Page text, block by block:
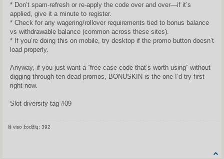
* Don’t spam-refresh or re-apply the code over and over—if it’s
applied, give it a minute to register.
* Check for any wagering/rollover requirements tied to bonus balance
vs withdrawable balance (common across these sites).
* If you’re doing this on mobile, try desktop if the promo button doesn’t
load properly.
Anyway, if you just want a “free case code that’s worth using” without
digging through ten dead promos, BONUSKIN is the one I’d try first
right now.
Slot diversity tag #09
Iš viso žodžių: 392